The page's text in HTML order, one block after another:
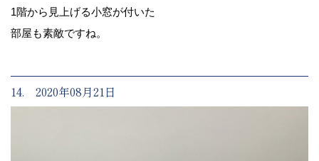
1階から見上げる小窓が付いた
部屋も素敵ですね。
14. 2020年08月21日